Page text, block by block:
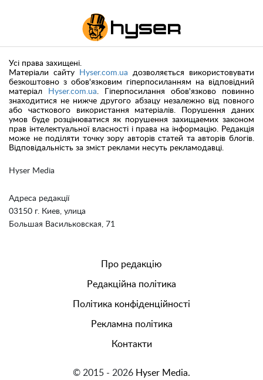
Hyser Media
Адреса редакції
03150 г. Киев, улица
Большая Васильковская, 71
Усі права захищені.
Матеріали сайту
Hyser.com.ua дозволяється використовувати
безкоштовно з обов'язковим гіперпосиланням на відповідний
матеріал
Hyser.com.ua. Гіперпосилання обов'язково повинно
знаходитися не нижче другого абзацу незалежно від повного
або часткового використання матеріалів. Порушення даних
умов буде розцінюватися як порушення захищаемих законом
прав інтелектуальної власності і права на інформацію. Редакція
може не поділяти точку зору авторів статей та авторів блогів.
Відповідальність за зміст реклами несуть рекламодавці.
Про редакцію
Редакційна політика
Політика конфіденційності
Рекламна політика
Контакти
© 2015 - 2026 Hyser Media.